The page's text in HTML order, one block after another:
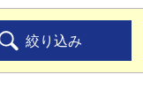
絞り込み